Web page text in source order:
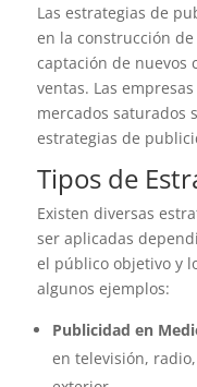
Las estrategias de
en la construcción
captación de nuevos
ventas. Las
mercados saturados
estrategias de
Tipos de
Existen diversas
ser aplicadas
el público objetivo y
algunos ejemplos:
Publicidad en
en televisión,